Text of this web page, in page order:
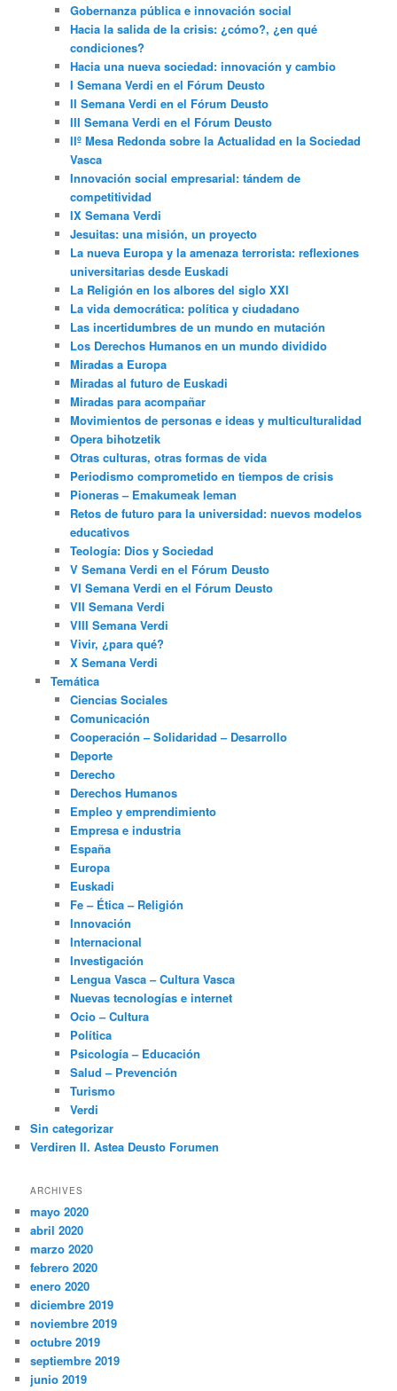
Gobernanza pública e innovación social
Hacia la salida de la crisis: ¿cómo?, ¿en qué
condiciones?
Hacia una nueva sociedad: innovación y cambio
I Semana Verdi en el Fórum Deusto
II Semana Verdi en el Fórum Deusto
III Semana Verdi en el Fórum Deusto
IIº Mesa Redonda sobre la Actualidad en la Sociedad
Vasca
Innovación social empresarial: tándem de
competitividad
IX Semana Verdi
Jesuitas: una misión, un proyecto
La nueva Europa y la amenaza terrorista: reflexiones
universitarias desde Euskadi
La Religión en los albores del siglo XXI
La vida democrática: política y ciudadano
Las incertidumbres de un mundo en mutación
Los Derechos Humanos en un mundo dividido
Miradas a Europa
Miradas al futuro de Euskadi
Miradas para acompañar
Movimientos de personas e ideas y multiculturalidad
Opera bihotzetik
Otras culturas, otras formas de vida
Periodismo comprometido en tiempos de crisis
Pioneras – Emakumeak leman
Retos de futuro para la universidad: nuevos modelos
educativos
Teología: Dios y Sociedad
V Semana Verdi en el Fórum Deusto
VI Semana Verdi en el Fórum Deusto
VII Semana Verdi
VIII Semana Verdi
Vivir, ¿para qué?
X Semana Verdi
Temática
Ciencias Sociales
Comunicación
Cooperación – Solidaridad – Desarrollo
Deporte
Derecho
Derechos Humanos
Empleo y emprendimiento
Empresa e industria
España
Europa
Euskadi
Fe – Ética – Religión
Innovación
Internacional
Investigación
Lengua Vasca – Cultura Vasca
Nuevas tecnologías e internet
Ocio – Cultura
Política
Psicología – Educación
Salud – Prevención
Turismo
Verdi
Sin categorizar
Verdiren II. Astea Deusto Forumen
ARCHIVES
mayo 2020
abril 2020
marzo 2020
febrero 2020
enero 2020
diciembre 2019
noviembre 2019
octubre 2019
septiembre 2019
junio 2019